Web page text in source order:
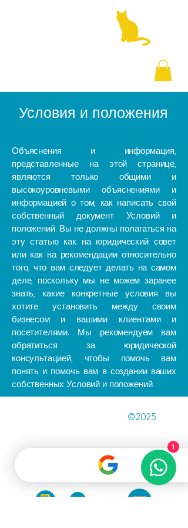
Условия и положения
Объяснения и информация,
представленные на этой странице,
являются только общими и
высокоуровневыми объяснениями и
информацией о том, как написать свой
собственный документ Условий и
положений. Вы не должны полагаться на
эту статью как на юридический совет
или как на рекомендации относительно
того, что вам следует делать на самом
деле, поскольку мы не можем заранее
знать, какие конкретные условия вы
хотите установить между своим
бизнесом и вашими клиентами и
посетителями. Мы рекомендуем вам
обратиться за юридической
консультацией, чтобы помочь вам
понять и помочь вам в создании ваших
собственных Условий и положений.
©2025
1